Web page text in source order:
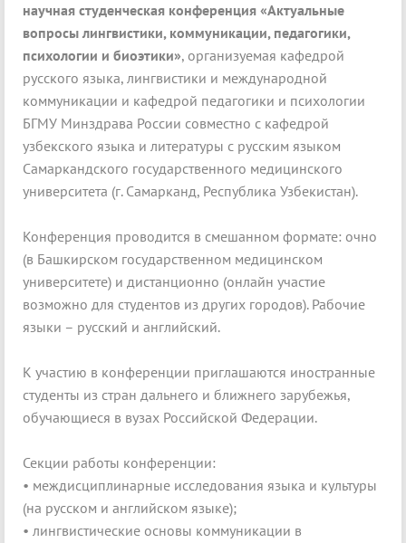
научная студенческая конференция «Актуальные
вопросы лингвистики, коммуникации, педагогики,
психологии и биоэтики», организуемая кафедрой
русского языка, лингвистики и международной
коммуникации и кафедрой педагогики и психологии
БГМУ Минздрава России совместно с кафедрой
узбекского языка и литературы с русским языком
Самаркандского государственного медицинского
университета (г. Самарканд, Республика Узбекистан).
Конференция проводится в смешанном формате: очно
(в Башкирском государственном медицинском
университете) и дистанционно (онлайн участие
возможно для студентов из других городов). Рабочие
языки – русский и английский.
К участию в конференции приглашаются иностранные
студенты из стран дальнего и ближнего зарубежья,
обучающиеся в вузах Российской Федерации.
Секции работы конференции:
• междисциплинарные исследования языка и культуры
(на русском и английском языке);
• лингвистические основы коммуникации в